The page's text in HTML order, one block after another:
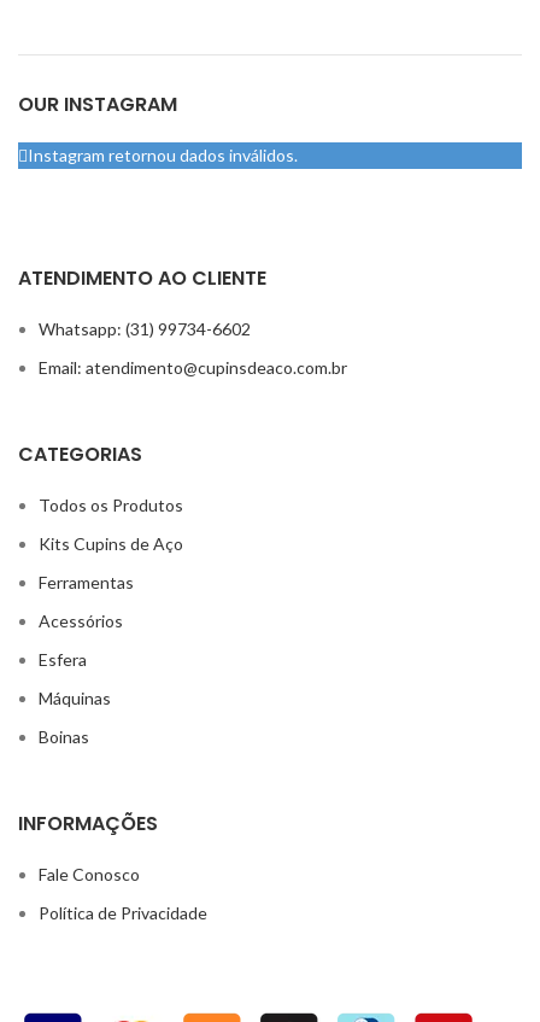
OUR INSTAGRAM
Instagram retornou dados inválidos.
ATENDIMENTO AO CLIENTE
Whatsapp: (31) 99734-6602
Email: atendimento@cupinsdeaco.com.br
CATEGORIAS
Todos os Produtos
Kits Cupins de Aço
Ferramentas
Acessórios
Esfera
Máquinas
Boinas
INFORMAÇÕES
Fale Conosco
Política de Privacidade